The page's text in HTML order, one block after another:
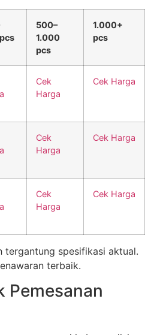
500–
1.000
pcs
1.000+
pcs
Cek
Harga
Cek Harga
Cek
Harga
Cek Harga
Cek
Harga
Cek Harga
tergantung spesifikasi aktual.
terbaik.
Pemesanan